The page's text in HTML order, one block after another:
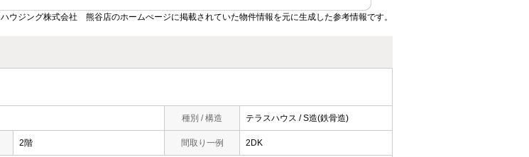
ジング株式会社 熊谷店のホームぺージに掲載されていた物件情報を元に生成した参考情報です。
種別 / 構造 テラスハウス / S造(鉄骨造)
2階 間取り一例 2DK